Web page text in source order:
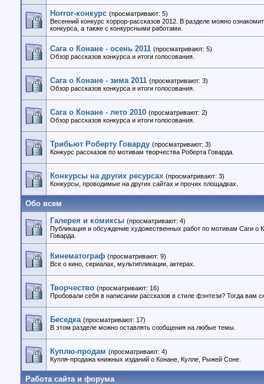
Horror-конкурс (просматривают: 5)
Весенний конкурс хоррор-рассказов 2012. В разделе можно
конкурса, а также с конкурсными работами.
Сага о Конане - осень 2011 (просматривают: 5)
Обзор рассказов конкурса и итоги голосования.
Сага о Конане - зима 2011 (просматривают: 3)
Обзор рассказов конкурса и итоги голосования.
Сага о Конане - лето 2010 (просматривают: 2)
Обзор рассказов конкурса и итоги голосования.
Трибьют Роберту Говарду (просматривают: 3)
Конкурс рассказов по мотивам творчества Роберта Говарда.
Конкурсы на других ресурсах (просматривают: 3)
Конкурсы, проводимые на других сайтах и прочих площадках.
Обо всем
Галерея и комиксы (просматривают: 4)
Публикация и обсуждение художественных работ по мотивам Саги о
Говарда.
Кинематограф (просматривают: 9)
Все о кино, сериалах, мультипликации, актерах.
Творчество (просматривают: 16)
Пробовали себя в написании рассказов в стиле фэнтези? Тогда вам
Беседка (просматривают: 17)
В этом разделе можно оставлять сообщения на любые темы.
Куплю-продам (просматривают: 4)
Купля-продажа книжных изданий о Конане, Кулле, Рыжей Соне.
Работа сайта и форума